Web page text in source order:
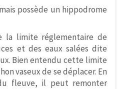
possède un hippodrome
la limite réglementaire de
et des eaux salées dite
Bien entendu cette limite
vaseux de se déplacer. En
fleuve, il peut remonter